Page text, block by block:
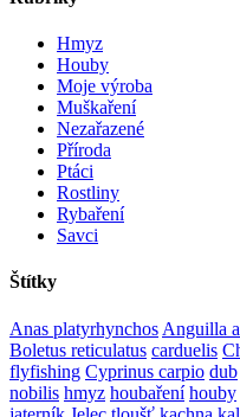
Hmyz
Houby
Moje výroba
Muškaření
Nezařazené
Příroda
Ptáci
Rostliny
Rybaření
Savci
Štítky
Anas platyrhynchos Anguilla
Boletus reticulatus carduelis
flyfishing Cyprinus carpio dub
nobilis hmyz houbaření houby